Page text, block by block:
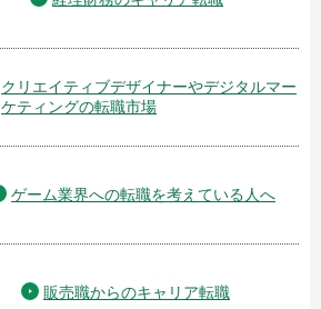
クリエイティブデザイナーやデジタルマー
ケティングの転職市場
ゲーム業界への転職を考えている人へ
販売職からのキャリア転職